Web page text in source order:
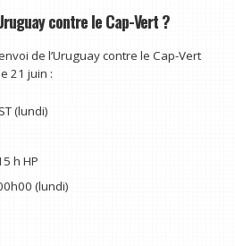
contre le Cap-Vert ?
de l’Uruguay contre le Cap-Vert
21 juin :
(lundi)
h HP
(lundi)